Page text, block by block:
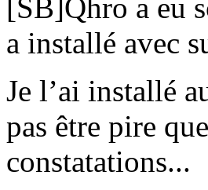
[SB]Qhro a eu
a installé avec
Je l’ai installé
pas être pire
constatations...